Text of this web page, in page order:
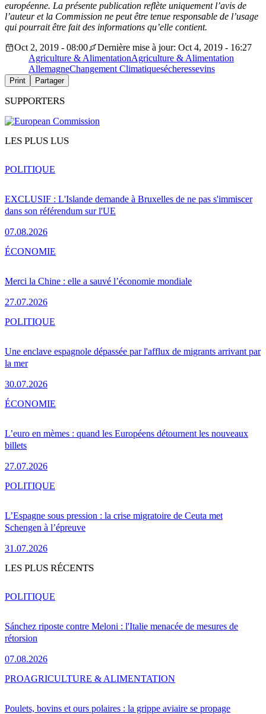
européenne. La présente publication reflète uniquement l’avis de
l’auteur et la Commission ne peut être tenue responsable de l’usage
qui pourrait être fait des informations qu’elle contient.
Oct 2, 2019 - 08:00
Dernière mise à jour: Oct 4, 2019 - 16:27
Agriculture & AlimentationAgriculture & Alimentation
AllemagneChangement Climatiquesécheressevins
Print Partager
SUPPORTERS
LES PLUS LUS
EXCLUSIF : L'Islande demande à Bruxelles de ne pas s'immiscer
dans son référendum sur l'UE
07.08.2026
POLITIQUE
Merci la Chine : elle a sauvé l’économie mondiale
27.07.2026
ÉCONOMIE
Une enclave espagnole dépassée par l'afflux de migrants arrivant par
la mer
30.07.2026
POLITIQUE
L’euro en mèmes : quand les Européens détournent les nouveaux
billets
27.07.2026
ÉCONOMIE
L’Espagne sous pression : la crise migratoire de Ceuta met
Schengen à l’épreuve
31.07.2026
POLITIQUE
LES PLUS RÉCENTS
Sánchez riposte contre Meloni : l'Italie menacée de mesures de
rétorsion
07.08.2026
POLITIQUE
Poulets, bovins et ours polaires : la grippe aviaire se propage
PROAGRICULTURE & ALIMENTATION